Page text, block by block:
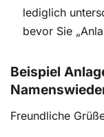
lediglich
bevor Sie
Beispiel
Freundliche